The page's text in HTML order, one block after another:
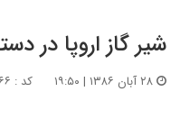
شیر گاز اروپا در
کد : ۱۰۶۶